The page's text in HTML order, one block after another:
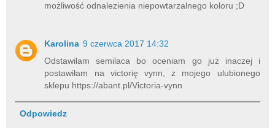
możliwość odnalezienia niepowtarzalnego koloru ;D
Karolina 9 czerwca 2017 14:32
Odstawilam semilaca bo oceniam go już inaczej i
postawiłam na victorię vynn, z mojego ulubionego
sklepu https://abant.pl/Victoria-vynn
Odpowiedz